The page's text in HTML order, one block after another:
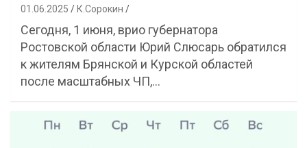
01.06.2025 К.Сорокин
Сегодня, 1 июня, врио губернатора
Ростовской области Юрий Слюсарь обратился
к жителям Брянской и Курской областей
после масштабных ЧП,…